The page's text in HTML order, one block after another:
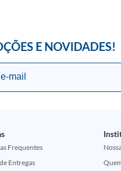
E NOVIDADES!
Frequentes
Entregas